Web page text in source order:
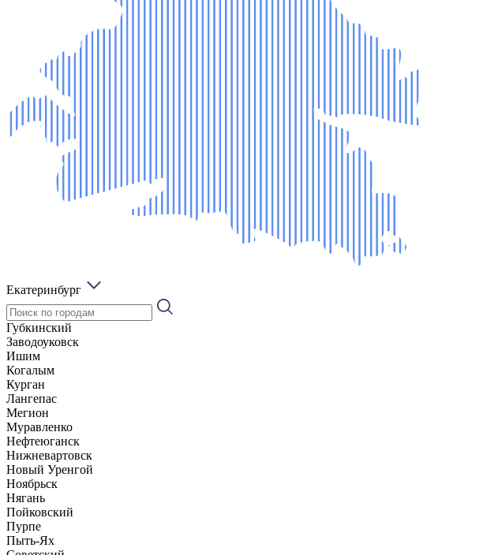
Екатеринбург
Губкинский
Заводоуковск
Ишим
Когалым
Курган
Лангепас
Мегион
Муравленко
Нефтеюганск
Нижневартовск
Новый Уренгой
Ноябрьск
Нягань
Пойковский
Пурпе
Пыть-Ях